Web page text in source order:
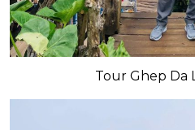
Tour Ghep Da